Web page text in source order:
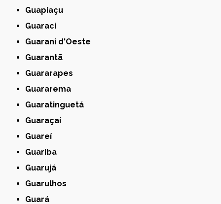
Guapiaçu
Guaraci
Guarani d'Oeste
Guarantã
Guararapes
Guararema
Guaratinguetá
Guaraçaí
Guareí
Guariba
Guarujá
Guarulhos
Guará